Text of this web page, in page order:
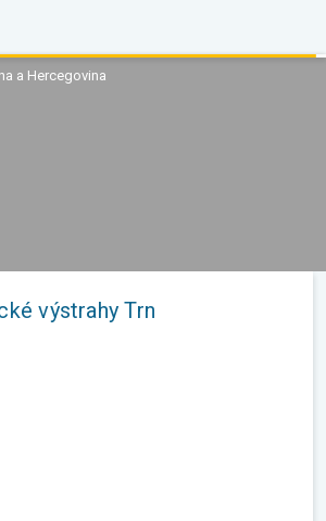
a Hercegovina
výstrahy Trn